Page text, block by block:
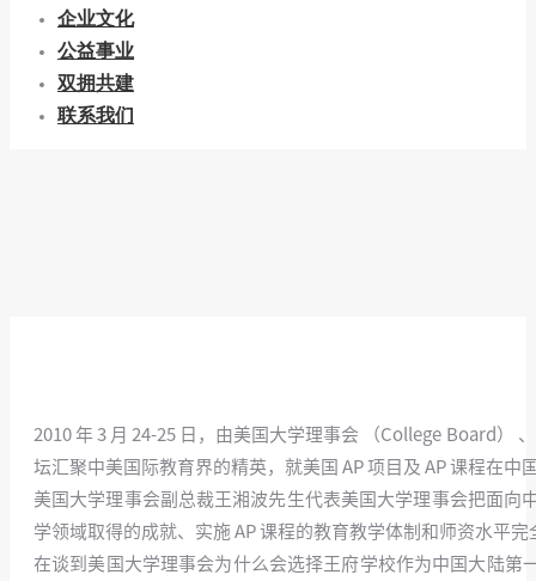
企业文化
公益事业
双拥共建
联系我们
2010 年 3 月 24-25 日，由美国大学理事会 （College Board）
坛汇聚中美国际教育界的精英，就美国 AP 项目及 AP 课程在中
美国大学理事会副总裁王湘波先生代表美国大学理事会把面
学领域取得的成就、实施 AP 课程的教育教学体制和师资水平
在谈到美国大学理事会为什么会选择王府学校作为中国大陆第